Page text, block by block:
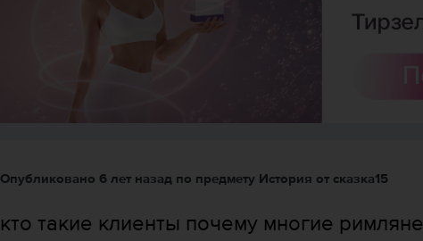
Опубликовано 6 лет назад по предмету История от сказка15
кто такие клиенты почему многие римляне